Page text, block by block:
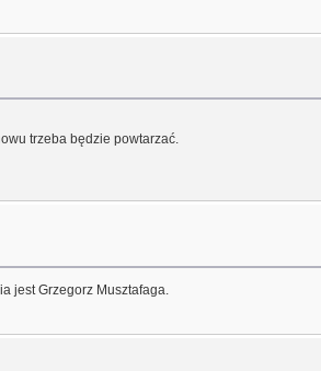
trzeba będzie powtarzać.
jest Grzegorz Musztafaga.